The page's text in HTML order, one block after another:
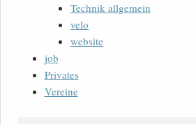
Technik allgemein
velo
website
job
Privates
Vereine